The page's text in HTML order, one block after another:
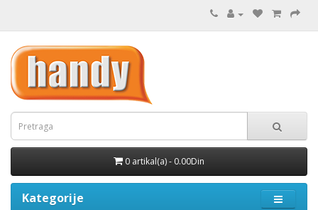
0 artikal(a) - 0.00Din
Kategorije